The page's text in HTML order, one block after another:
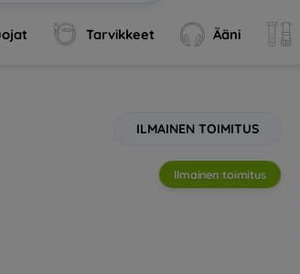
Tarvikkeet Ääni
ILMAINEN TOIMITUS
Ilmainen toimitus